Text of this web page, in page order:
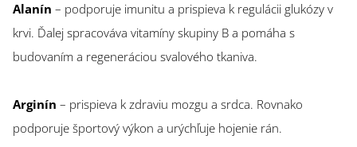
Alanín – podporuje imunitu a prispieva k regulácii glukózy v
krvi. Ďalej spracováva vitamíny skupiny B a pomáha s
budovaním a regeneráciou svalového tkaniva.
Arginín – prispieva k zdraviu mozgu a srdca. Rovnako
podporuje športový výkon a urýchľuje hojenie rán.